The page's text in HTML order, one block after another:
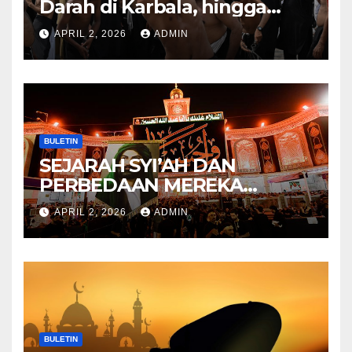
Darah di Karbala, hingga
Lahirnya Sekte-sekte serta
Mitos Imam Gaib
APRIL 2, 2026 ADMIN
BULETIN
SEJARAH SYI’AH DAN
PERBEDAAN MEREKA
ANTARA DULU DAN
SEKARANG
APRIL 2, 2026 ADMIN
BULETIN